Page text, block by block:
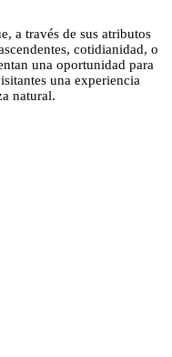
a través de sus atributos
cotidianidad, o
una oportunidad para
una experiencia
natural.